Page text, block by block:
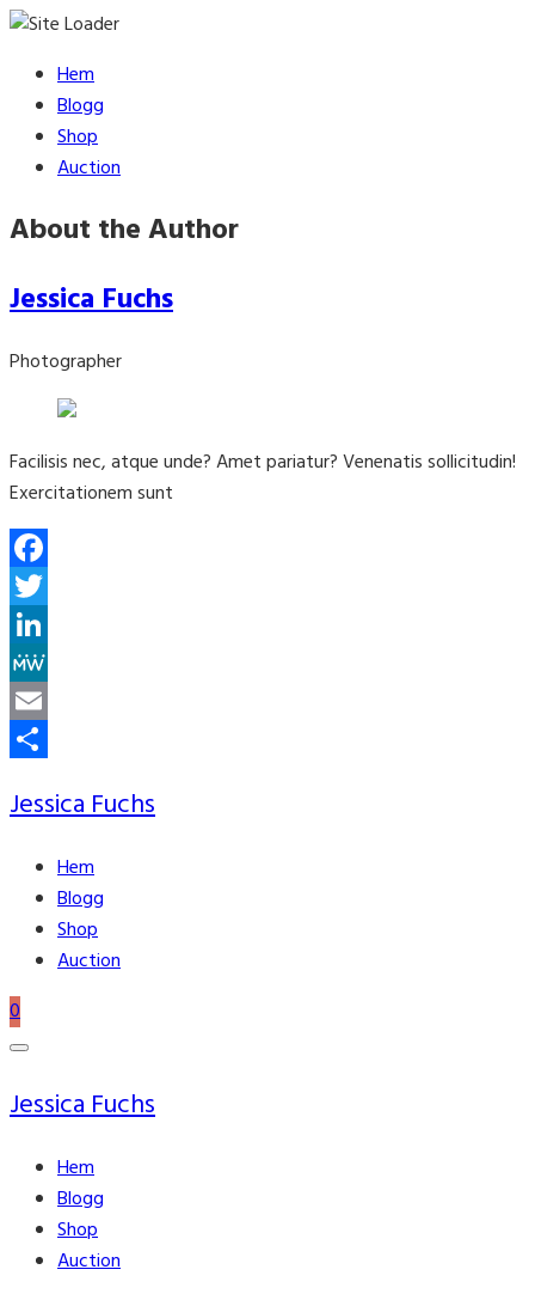
Skip
content
Hem
Blogg
Shop
Auction
About the Author
Jessica Fuchs
Photographer
Facilisis nec, atque unde? Amet pariatur? Venenatis sollicitudin!
Exercitationem sunt
Facebook
Twitter
LinkedIn
MeWe
Email
Jessica Fuchs
Hem
Blogg
Shop
Auction
0
Jessica Fuchs
Hem
Blogg
Shop
Auction